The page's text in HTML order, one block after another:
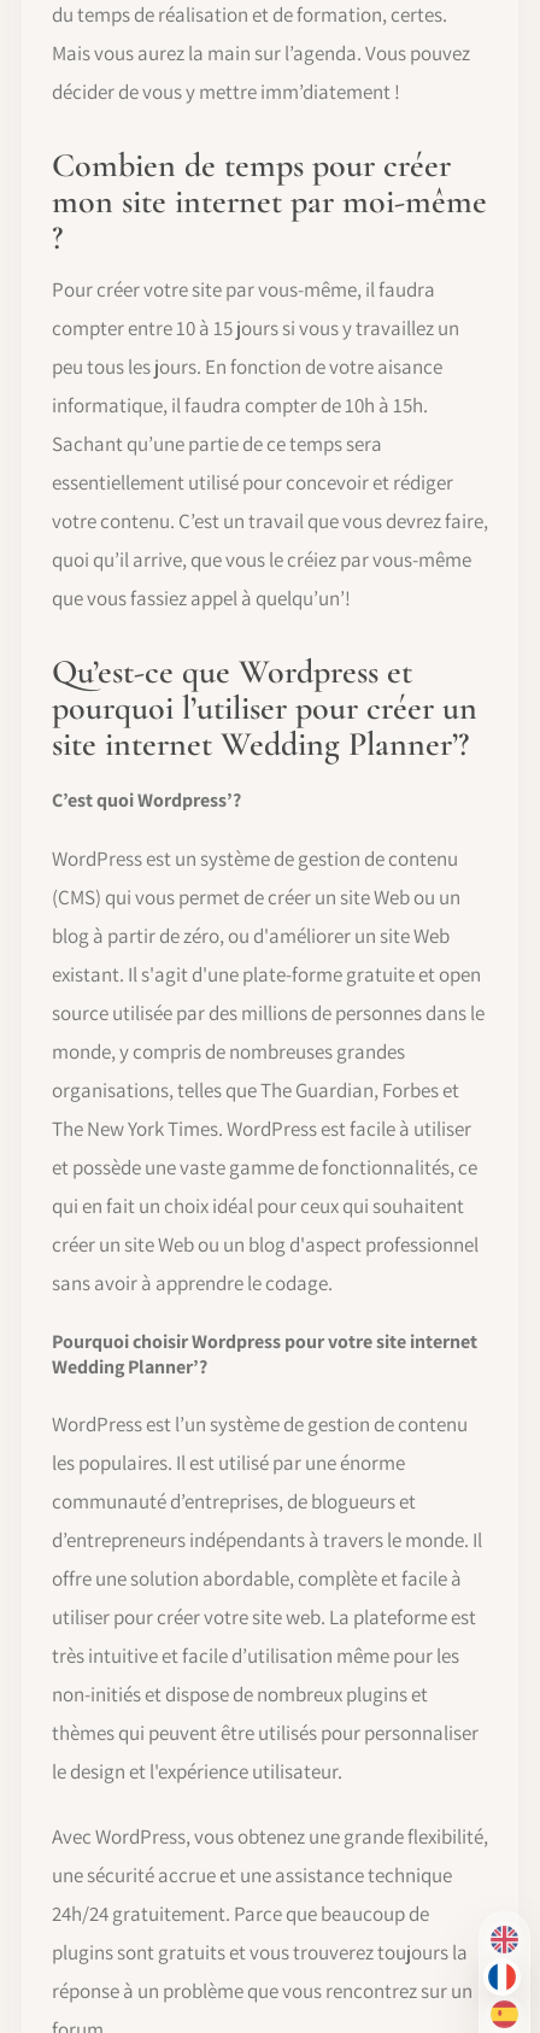
EN
FR
ES
du temps de réalisation et de formation, certes.
Mais vous aurez la main sur l’agenda. Vous pouvez
décider de vous y mettre imm’diatement !
Combien de temps pour créer
mon site internet par moi-même
?
Pour créer votre site par vous-même, il faudra
compter entre 10 à 15 jours si vous y travaillez un
peu tous les jours. En fonction de votre aisance
informatique, il faudra compter de 10h à 15h.
Sachant qu’une partie de ce temps sera
essentiellement utilisé pour concevoir et rédiger
votre contenu. C’est un travail que vous devrez faire,
quoi qu’il arrive, que vous le créiez par vous-même
que vous fassiez appel à quelqu’un’!
Qu’est-ce que Wordpress et
pourquoi l’utiliser pour créer un
site internet Wedding Planner’?
C’est quoi Wordpress’?
WordPress est un système de gestion de contenu
(CMS) qui vous permet de créer un site Web ou un
blog à partir de zéro, ou d'améliorer un site Web
existant. Il s'agit d'une plate-forme gratuite et open
source utilisée par des millions de personnes dans le
monde, y compris de nombreuses grandes
organisations, telles que The Guardian, Forbes et
The New York Times. WordPress est facile à utiliser
et possède une vaste gamme de fonctionnalités, ce
qui en fait un choix idéal pour ceux qui souhaitent
créer un site Web ou un blog d'aspect professionnel
sans avoir à apprendre le codage.
Pourquoi choisir Wordpress pour votre site internet
Wedding Planner’?
WordPress est l’un système de gestion de contenu
les populaires. Il est utilisé par une énorme
communauté d’entreprises, de blogueurs et
d’entrepreneurs indépendants à travers le monde. Il
offre une solution abordable, complète et facile à
utiliser pour créer votre site web. La plateforme est
très intuitive et facile d’utilisation même pour les
non-initiés et dispose de nombreux plugins et
thèmes qui peuvent être utilisés pour personnaliser
le design et l'expérience utilisateur.
Avec WordPress, vous obtenez une grande flexibilité,
une sécurité accrue et une assistance technique
24h/24 gratuitement. Parce que beaucoup de
plugins sont gratuits et vous trouverez toujours la
réponse à un problème que vous rencontrez sur un